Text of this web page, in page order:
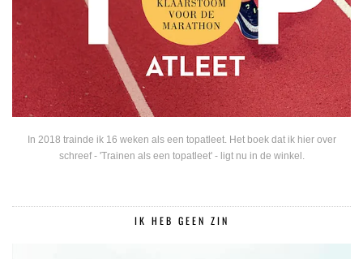
In 2018 trainde ik 16 weken als een topatleet. Het boek dat ik hier over
schreef - 'Trainen als een topatleet' - ligt nu in de winkel.
IK HEB GEEN ZIN